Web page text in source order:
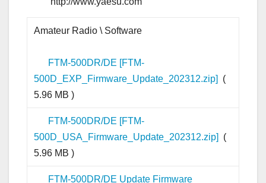
Amateur Radio \ Software
FTM-500DR/DE [FTM-
500D_EXP_Firmware_Update_202312.zip]
(
5.96 MB )
FTM-500DR/DE [FTM-
500D_USA_Firmware_Update_202312.zip]
(
5.96 MB )
FTM-500DR/DE Update Firmware